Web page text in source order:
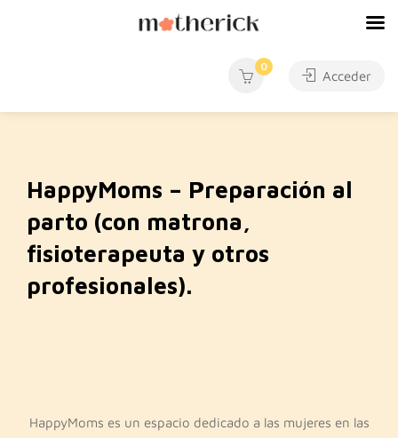
0
Acceder
HappyMoms – Preparación al
parto (con matrona,
fisioterapeuta y otros
profesionales).
HappyMoms es un espacio dedicado a las mujeres en las